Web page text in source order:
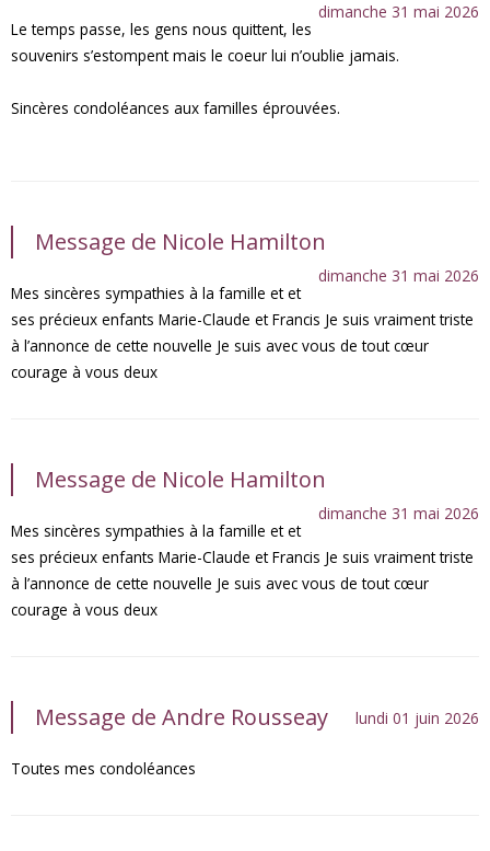
dimanche 31 mai 2026
Le temps passe, les gens nous quittent, les
souvenirs s’estompent mais le coeur lui n’oublie jamais.
Sincères condoléances aux familles éprouvées.
Message de Nicole Hamilton
dimanche 31 mai 2026
Mes sincères sympathies à la famille et et
ses précieux enfants Marie-Claude et Francis Je suis vraiment triste
à l’annonce de cette nouvelle Je suis avec vous de tout cœur
courage à vous deux
Message de Nicole Hamilton
dimanche 31 mai 2026
Mes sincères sympathies à la famille et et
ses précieux enfants Marie-Claude et Francis Je suis vraiment triste
à l’annonce de cette nouvelle Je suis avec vous de tout cœur
courage à vous deux
Message de Andre Rousseay lundi 01 juin 2026
Toutes mes condoléances